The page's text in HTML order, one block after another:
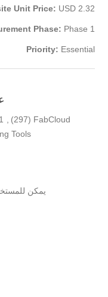
Unit Price: USD 2.32
Phase: Phase 1
Priority: Essential
FabCloud
(297)
Tools
يمكن